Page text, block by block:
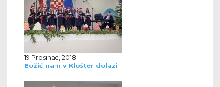
19 Prosinac, 2018
Božić nam v Klošter dolazi